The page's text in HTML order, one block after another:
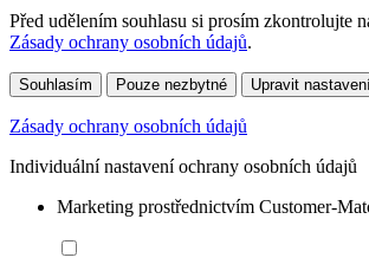
Před udělením souhlasu si prosím zkontrolujte
Zásady ochrany osobních údajů.
Souhlasím Pouze nezbytné Upravit
Zásady ochrany osobních údajů
Individuální nastavení ochrany osobních údajů
Marketing prostřednictvím Customer-